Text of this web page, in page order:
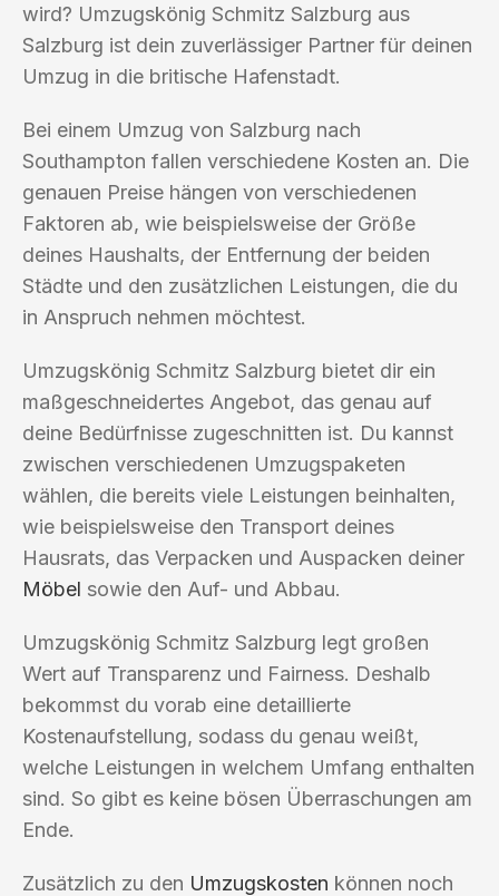
wird? Umzugskönig Schmitz Salzburg aus
Salzburg ist dein zuverlässiger Partner für deinen
Umzug in die britische Hafenstadt.
Bei einem Umzug von Salzburg nach
Southampton fallen verschiedene Kosten an. Die
genauen Preise hängen von verschiedenen
Faktoren ab, wie beispielsweise der Größe
deines Haushalts, der Entfernung der beiden
Städte und den zusätzlichen Leistungen, die du
in Anspruch nehmen möchtest.
Umzugskönig Schmitz Salzburg bietet dir ein
maßgeschneidertes Angebot, das genau auf
deine Bedürfnisse zugeschnitten ist. Du kannst
zwischen verschiedenen Umzugspaketen
wählen, die bereits viele Leistungen beinhalten,
wie beispielsweise den Transport deines
Hausrats, das Verpacken und Auspacken deiner
Möbel sowie den Auf- und Abbau.
Umzugskönig Schmitz Salzburg legt großen
Wert auf Transparenz und Fairness. Deshalb
bekommst du vorab eine detaillierte
Kostenaufstellung, sodass du genau weißt,
welche Leistungen in welchem Umfang enthalten
sind. So gibt es keine bösen Überraschungen am
Ende.
Zusätzlich zu den Umzugskosten können noch